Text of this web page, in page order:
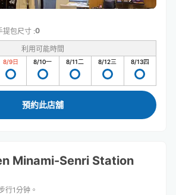
提包尺寸 :0
利用可能時間
8/9日 8/10一 8/11二 8/12三 8/13四
預約此店舖
Minami-Senri Station
行1分钟。